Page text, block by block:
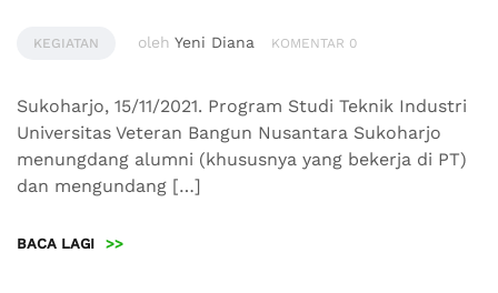
KEGIATAN oleh Yeni Diana KOMENTAR 0
Sukoharjo, 15/11/2021. Program Studi Teknik Industri
Universitas Veteran Bangun Nusantara Sukoharjo
menungdang alumni (khususnya yang bekerja di PT)
dan mengundang […]
BACA LAGI >>